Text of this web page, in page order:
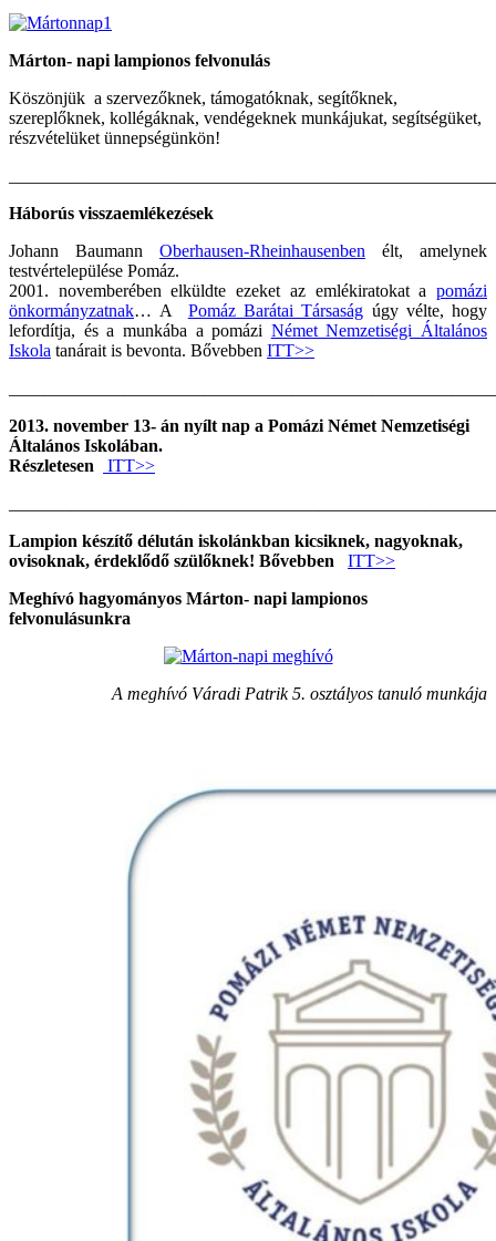
Márton- napi lampionos felvonulás
Köszönjük a szervezőknek, támogatóknak, segítőknek,
szereplőknek, kollégáknak, vendégeknek munkájukat, segítségüket,
részvételüket ünnepségünkön!
Háborús visszaemlékezések
Johann Baumann Oberhausen-Rheinhausenben élt, amelynek
testvértelepülése Pomáz.
2001. novemberében elküldte ezeket az emlékiratokat a pomázi
önkormányzatnak… A Pomáz Barátai Társaság úgy vélte, hogy
lefordítja, és a munkába a pomázi Német Nemzetiségi Általános
Iskola tanárait is bevonta. Bővebben ITT>>
2013. november 13- án nyílt nap a Pomázi Német Nemzetiségi
Általános Iskolában.
Részletesen
ITT>>
Lampion készítő délután iskolánkban kicsiknek, nagyoknak,
ovisoknak, érdeklődő szülőknek! Bővebben
ITT>>
Meghívó hagyományos Márton- napi lampionos
felvonulásunkra
A meghívó Váradi Patrik 5. osztályos tanuló munkája